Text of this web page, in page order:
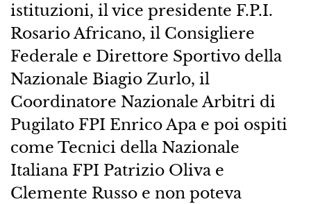
istituzioni, il vice presidente F.P.I.
Rosario Africano, il Consigliere
Federale e Direttore Sportivo della
Nazionale Biagio Zurlo, il
Coordinatore Nazionale Arbitri di
Pugilato FPI Enrico Apa e poi ospiti
come Tecnici della Nazionale
Italiana FPI Patrizio Oliva e
Clemente Russo e non poteva